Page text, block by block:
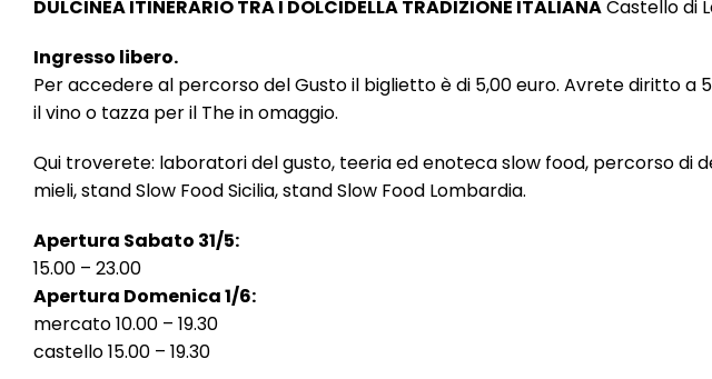
DULCINEA ITINERARIO TRA I DOLCIDELLA TRADIZIONE ITALIANACastello di
Ingresso libero.
Per accedere al percorso del Gusto il biglietto è di 5,00 euro. Avrete diritto a
il vino o tazza per il The in omaggio.
Qui troverete: laboratori del gusto, teeria ed enoteca slow food, percorso di
mieli, stand Slow Food Sicilia, stand Slow Food Lombardia.
Apertura Sabato 31/5:
15.00 – 23.00
Apertura Domenica 1/6:
mercato 10.00 – 19.30
castello 15.00 – 19.30